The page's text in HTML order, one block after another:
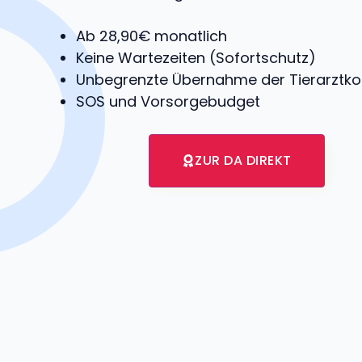
Ab 28,90€ monatlich
Keine Wartezeiten (Sofortschutz)
Unbegrenzte Übernahme der
SOS und Vorsorgebudget
ZUR DA DIREKT